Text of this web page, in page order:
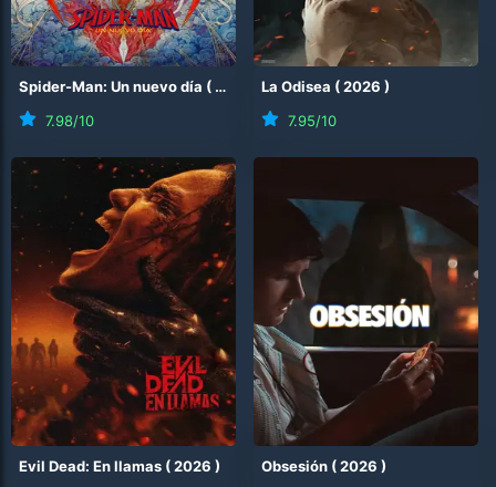
Spider-Man: Un nuevo día ( 2026
7.98/10
La Odisea (2026 )
7.95/10
Evil Dead: En llamas (2026 )
Obsesión (2026 )